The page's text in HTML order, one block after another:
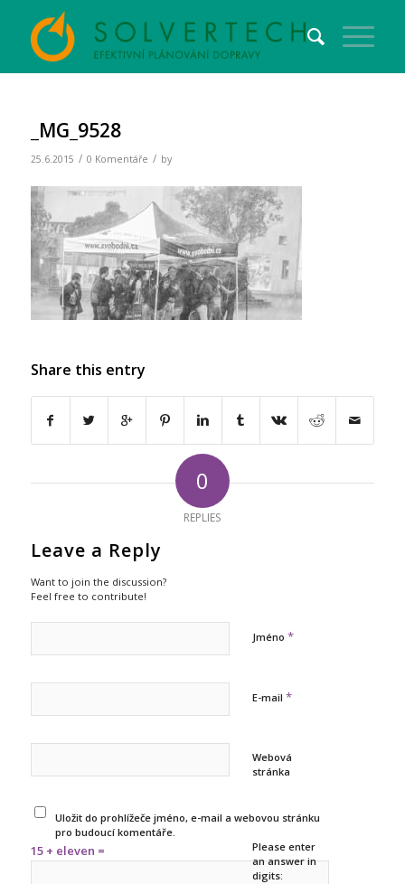
_MG_9528
25.6.2015 / 0 Komentáře / by
Share this entry
0
REPLIES
Leave a Reply
Want to join the discussion?
Feel free to contribute!
Jméno *
E-mail *
Webová
stránka
Uložit do prohlížeče jméno, e-mail a webovou stránku
pro budoucí komentáře.
Please enter
an answer in
digits:
15 + eleven =